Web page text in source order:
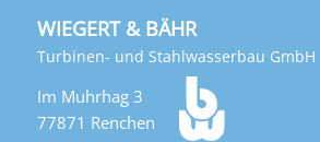
WIEGERT & BÄHR
Turbinen- und Stahlwasserbau GmbH
Im Muhrhag 3
77871 Renchen